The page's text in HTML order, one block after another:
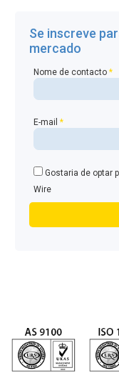
Se inscreve
mercado
Nome de contacto*
E-mail*
Gostaria de optar
Wire